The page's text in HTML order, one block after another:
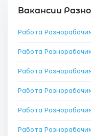
Вакансии
Работа
Работа
Работа
Работа
Работа
Работа